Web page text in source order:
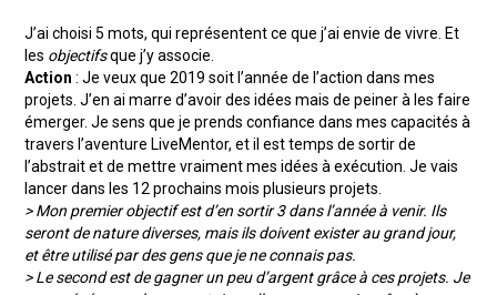
J’ai choisi 5 mots, qui représentent ce que j’ai envie de vivre. Et
les objectifsque j’y associe.
Action: Je veux que 2019 soit l’année de l’action dans mes
projets. J’en ai marre d’avoir des idées mais de peiner à les faire
émerger. Je sens que je prends confiance dans mes capacités à
travers l’aventure LiveMentor, et il est temps de sortir de
l’abstrait et de mettre vraiment mes idées à exécution. Je vais
lancer dans les 12 prochains mois plusieurs projets.
> Mon premier objectif est d’en sortir 3 dans l’année à venir. Ils
seront de nature diverses, mais ils doivent exister au grand jour,
et être utilisé par des gens que je ne connais pas.
> Le second est de gagner un peu d’argent grâce à ces projets. Je